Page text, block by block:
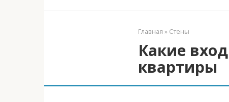
Главная » Стены
Какие
квартиры